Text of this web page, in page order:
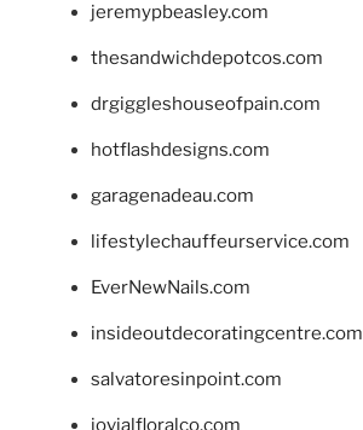
jeremypbeasley.com
thesandwichdepotcos.com
drgiggleshouseofpain.com
hotflashdesigns.com
garagenadeau.com
lifestylechauffeurservice.com
EverNewNails.com
insideoutdecoratingcentre.com
salvatoresinpoint.com
jovialfloralco.com